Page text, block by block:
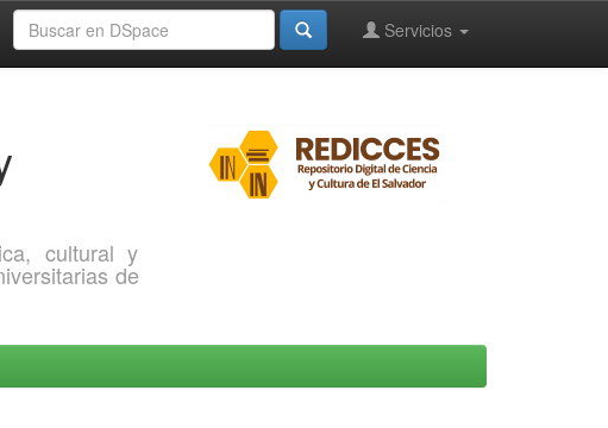
Servicios
cultural y
de